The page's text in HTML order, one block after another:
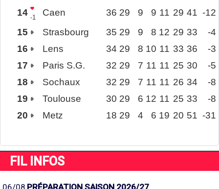
14 -1 Caen 36 29 9 9 11 29 41 -12
15
Strasbourg 35 29 9 8 12 29 33
-4
16
Lens 34 29 8 10 11 33 36
-3
17
Paris S.G. 32 29 7 11 11 25 30
-5
18
Sochaux 32 29 7 11 11 26 34
-8
19
Toulouse 30 29 6 12 11 25 33
-8
20
Metz 18 29 4 6 19 20 51 -31
FIL INFOS
06/08 PRÉPARATION SAISON 2026/27